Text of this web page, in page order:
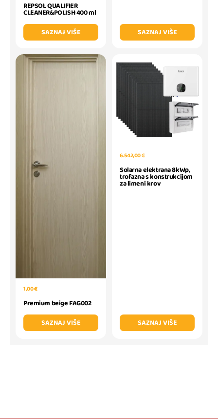
REPSOL QUALIFIER
CLEANER&POLISH 400 ml
SAZNAJ VIŠE
SAZNAJ VIŠE
1,00 €
Premium beige FAG002
SAZNAJ VIŠE
6.542,00 €
Solarna elektrana 8kWp,
trofazna s konstrukcijom
za limeni krov
SAZNAJ VIŠE